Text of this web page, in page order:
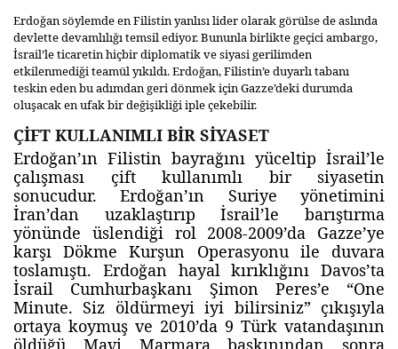
Erdoğan söylemde en Filistin yanlısı lider olarak görülse de aslında
devlette devamlılığı temsil ediyor. Bununla birlikte geçici ambargo,
İsrail’le ticaretin hiçbir diplomatik ve siyasi gerilimden
etkilenmediği teamül yıkıldı. Erdoğan, Filistin’e duyarlı tabanı
teskin eden bu adımdan geri dönmek için Gazze’deki durumda
oluşacak en ufak bir değişikliği iple çekebilir.
ÇİFT KULLANIMLI BİR SİYASET
Erdoğan’ın Filistin bayrağını yüceltip İsrail’le
çalışması çift kullanımlı bir siyasetin
sonucudur. Erdoğan’ın Suriye yönetimini
İran’dan uzaklaştırıp İsrail’le barıştırma
yönünde üslendiği rol 2008-2009’da Gazze’ye
karşı Dökme Kurşun Operasyonu ile duvara
toslamıştı. Erdoğan hayal kırıklığını Davos’ta
İsrail Cumhurbaşkanı Şimon Peres’e “One
Minute. Siz öldürmeyi iyi bilirsiniz” çıkışıyla
ortaya koymuş ve 2010’da 9 Türk vatandaşının
öldüğü Mavi Marmara baskınından sonra